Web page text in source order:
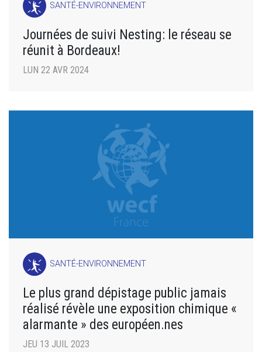
SANTÉ-ENVIRONNEMENT
Journées de suivi Nesting: le réseau se
réunit à Bordeaux!
LUN 22 AVR 2024
SANTÉ-ENVIRONNEMENT
Le plus grand dépistage public jamais
réalisé révèle une exposition chimique «
alarmante » des européen.nes
JEU 13 JUIL 2023